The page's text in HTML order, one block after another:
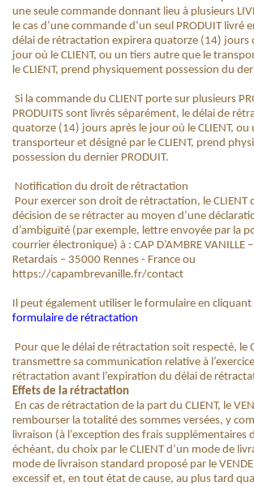
une seule commande donnant lieu à plusieurs
le cas d’une commande d’un seul PRODUIT livré
délai de rétractation expirera quatorze (14) jours
jour où le CLIENT, ou un tiers autre que le
le CLIENT, prend physiquement possession du
Si la commande du CLIENT porte sur plusieurs
PRODUITS sont livrés séparément, le délai de
quatorze (14) jours après le jour où le CLIENT,
transporteur et désigné par le CLIENT, prend
possession du dernier PRODUIT.
Notification du droit de rétractation
Pour exercer son droit de rétractation, le CLIENT
décision de se rétracter au moyen d’une
d’ambiguïté (par exemple, lettre envoyée par la
courrier électronique) à : CAP D’AMBRE VANILLE
Retardais – 35000 Rennes - France ou
https://capambrevanille.fr/contact
Il peut également utiliser le formulaire en cliquant
formulaire de rétractation
Pour que le délai de rétractation soit respecté, le
transmettre sa communication relative à
rétractation avant l’expiration du délai de
Effets de la rétractation
En cas de rétractation de la part du CLIENT, le
rembourser la totalité des sommes versées, y
livraison (à l’exception des frais supplémentaires
échéant, du choix par le CLIENT d’un mode de
mode de livraison standard proposé par le
excessif et, en tout état de cause, au plus tard